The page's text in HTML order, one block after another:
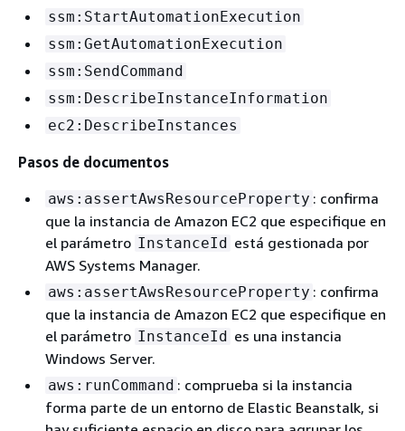
ssm:StartAutomationExecution
ssm:GetAutomationExecution
ssm:SendCommand
ssm:DescribeInstanceInformation
ec2:DescribeInstances
Pasos de documentos
aws:assertAwsResourceProperty : confirma
que la instancia de Amazon EC2 que especifique en
el parámetro InstanceId está gestionada por
AWS Systems Manager.
aws:assertAwsResourceProperty : confirma
que la instancia de Amazon EC2 que especifique en
el parámetro InstanceId es una instancia
Windows Server.
aws:runCommand : comprueba si la instancia
forma parte de un entorno de Elastic Beanstalk, si